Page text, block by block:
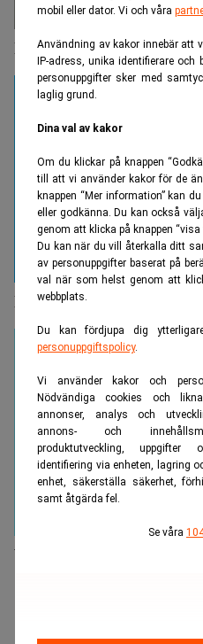
mobil eller dator. Vi och våra
Användning av kakor innebär att
IP-adress, unika identifierare
personuppgifter sker med
laglig grund.
Dina val av kakor
Om du klickar på knappen
till att vi använder kakor för de
knappen “Mer information” kan
eller godkänna. Du kan också
genom att klicka på knappen “visa
Du kan när du vill återkalla ditt
av personuppgifter baserat på
val när som helst genom att
webbplats.
Du kan fördjupa dig
personuppgiftspolicy.
Vi använder kakor och
Nödvändiga cookies och
annonser, analys och
annons- och
produktutveckling, uppgifter
identifiering via enheten, lagring
enhet, säkerställa säkerhet,
samt åtgärda fel.
Se våra
Nooshi Dadgostar vill ha
Regeringens vårbudget
Vänsterpartiet vill ha